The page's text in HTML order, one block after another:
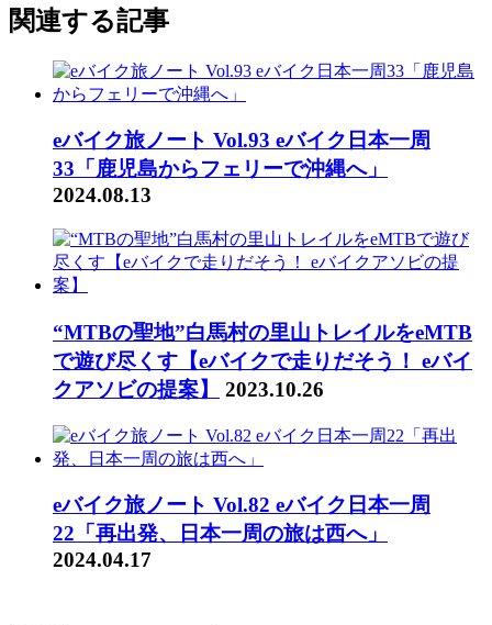
関連する記事
eバイク旅ノート Vol.93 eバイク日本一周
33「鹿児島からフェリーで沖縄へ」
2024.08.13
“MTBの聖地”白馬村の里山トレイルをeMTB
で遊び尽くす【eバイクで走りだそう！ eバイ
クアソビの提案】
2023.10.26
eバイク旅ノート Vol.82 eバイク日本一周
22「再出発、日本一周の旅は西へ」
2024.04.17